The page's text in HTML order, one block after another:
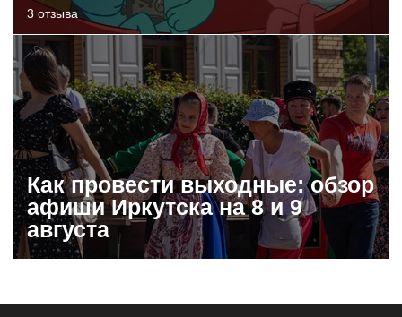
3 отзыва
Как провести выходные: обзор
афиши Иркутска на 8 и 9
августа